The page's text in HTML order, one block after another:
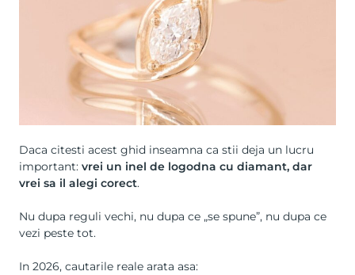
Daca citesti acest ghid inseamna ca stii deja un lucru
important: vrei un inel de logodna cu diamant, dar
vrei sa il alegi corect.
Nu dupa reguli vechi, nu dupa ce „se spune”, nu dupa ce
vezi peste tot.
In 2026, cautarile reale arata asa: